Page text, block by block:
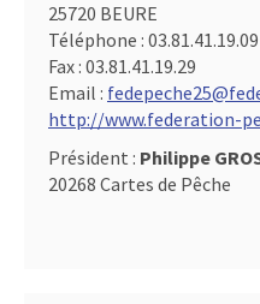
25720 BEURE
Téléphone : 03.81.41.19.09
Fax : 03.81.41.19.29
Email :
http://www.federation-
Président : Philippe
20268 Cartes de Pêche